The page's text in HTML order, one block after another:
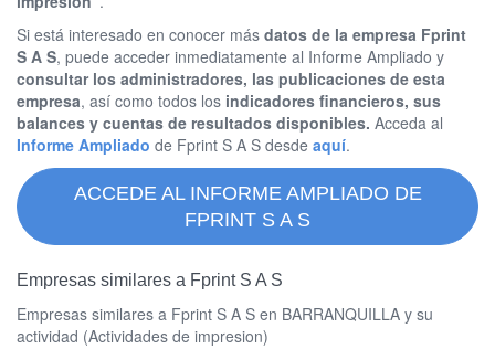
Si está interesado en conocer más datos de la empresa Fprint
S A S, puede acceder inmediatamente al Informe Ampliado y
consultar los administradores, las publicaciones de esta
empresa, así como todos los indicadores financieros, sus
balances y cuentas de resultados disponibles. Acceda al
Informe Ampliado de Fprint S A S desde aquí.
ACCEDE AL INFORME AMPLIADO DE
FPRINT S A S
Empresas similares a Fprint S A S
Empresas similares a Fprint S A S en BARRANQUILLA y su
actividad (Actividades de impresion)